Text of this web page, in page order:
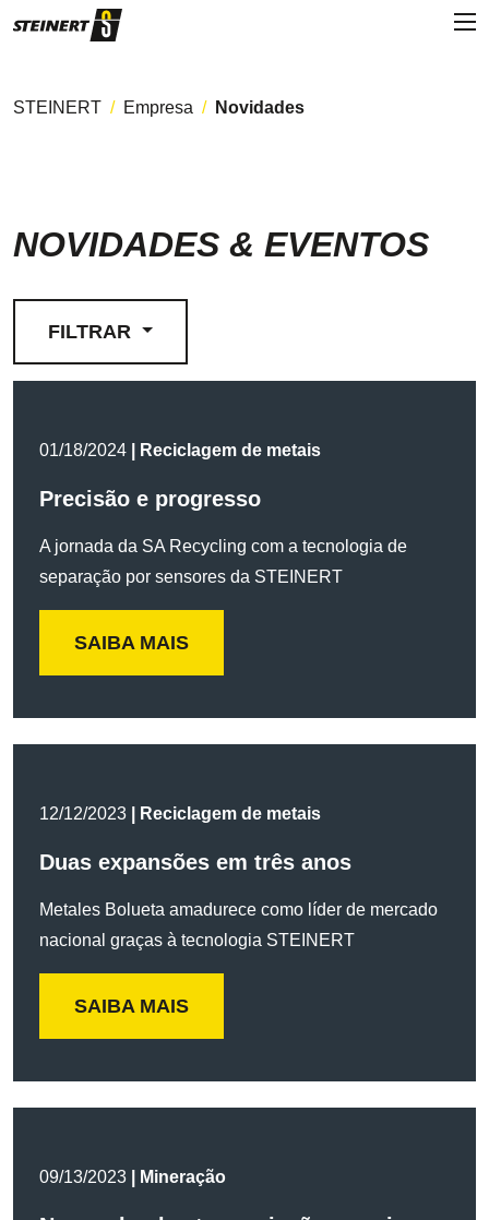
STEINERT Empresa Novidades
NOVIDADES & EVENTOS
FILTRAR
01/18/2024 | Reciclagem de metais
Precisão e progresso
A jornada da SA Recycling com a tecnologia de
separação por sensores da STEINERT
SAIBA MAIS
12/12/2023 | Reciclagem de metais
Duas expansões em três anos
Metales Bolueta amadurece como líder de mercado
nacional graças à tecnologia STEINERT
SAIBA MAIS
09/13/2023 | Mineração